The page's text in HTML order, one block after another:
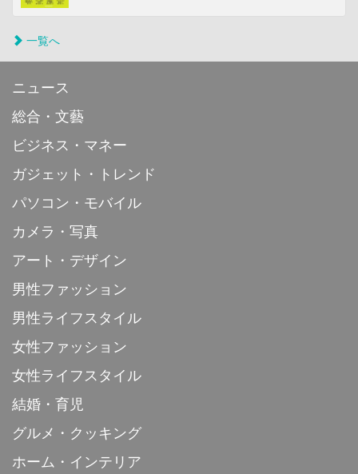
一覧へ
ニュース
総合・文藝
ビジネス・マネー
ガジェット・トレンド
パソコン・モバイル
カメラ・写真
アート・デザイン
男性ファッション
男性ライフスタイル
女性ファッション
女性ライフスタイル
結婚・育児
グルメ・クッキング
ホーム・インテリア